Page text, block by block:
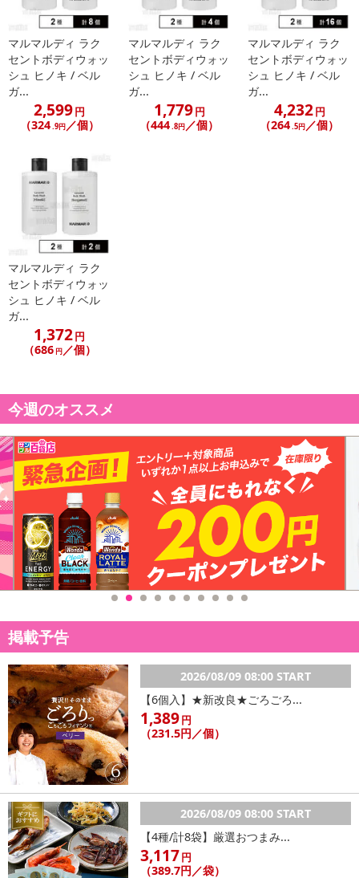
マルマルディ ラク
セントボディウォッ
シュ ヒノキ / ベル
ガ...
2,599円
（324 .9円／個）
マルマルディ ラク
セントボディウォッ
シュ ヒノキ / ベル
ガ...
1,779円
（444 .8円 ／個）
マルマルディ ラク
セントボディウォッ
シュ ヒノキ / ベル
ガ...
4,232円
（264 .5円 ／個）
マルマルディ ラク
セントボディウォッ
シュ ヒノキ / ベル
ガ...
1,372円
（686 円／個）
今週のオススメ
掲載予告
2026/08/09 08:00 START
【6個入】★新改良★ごろごろ...
1,389円
（231.5円／個）
2026/08/09 08:00 START
【4種/計8袋】厳選おつまみ...
3,117円
（389.7円／袋）